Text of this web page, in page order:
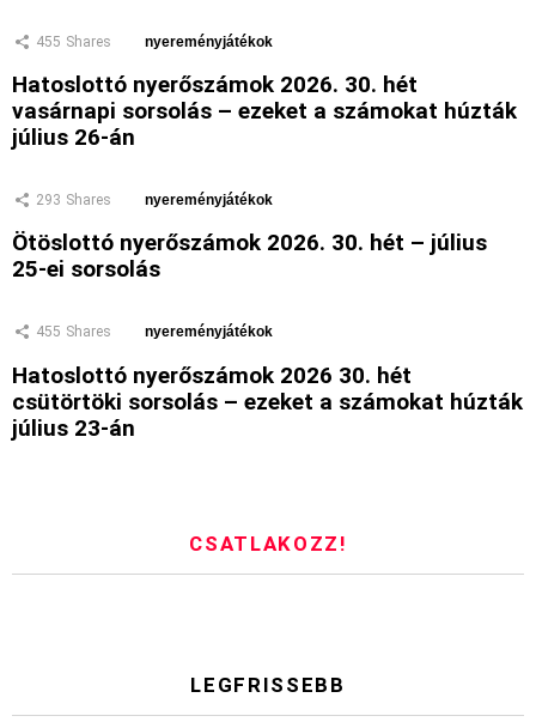
455 Shares nyereményjátékok
Hatoslottó nyerőszámok 2026. 30. hét
vasárnapi sorsolás – ezeket a számokat húzták
július 26-án
293 Shares nyereményjátékok
Ötöslottó nyerőszámok 2026. 30. hét – július
25-ei sorsolás
455 Shares nyereményjátékok
Hatoslottó nyerőszámok 2026 30. hét
csütörtöki sorsolás – ezeket a számokat húzták
július 23-án
CSATLAKOZZ!
LEGFRISSEBB